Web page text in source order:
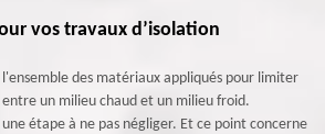
vos travaux d’isolation
des matériaux appliqués pour limiter
un milieu chaud et un milieu froid.
étape à ne pas négliger. Et ce point concerne